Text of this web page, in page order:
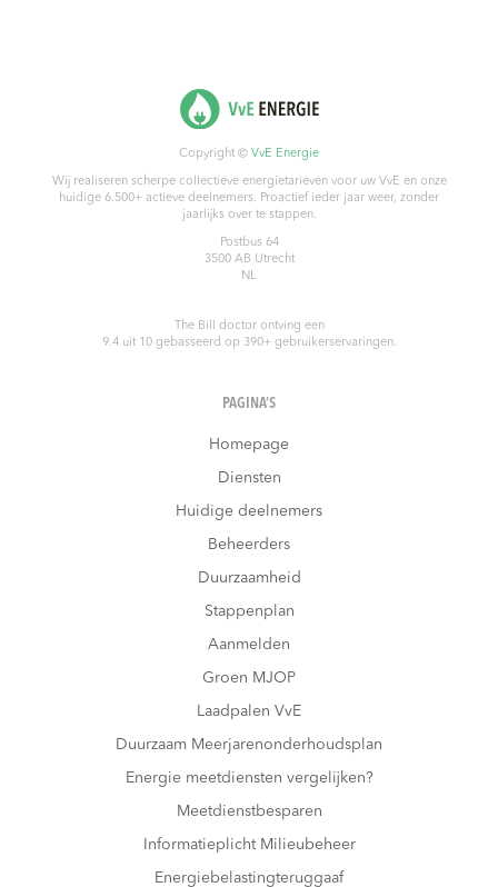
Copyright © VvE Energie
Wij realiseren scherpe collectieve energietarieven voor uw VvE en onze
huidige 6.500+ actieve deelnemers. Proactief ieder jaar weer, zonder
jaarlijks over te stappen.
Postbus 64
3500 AB Utrecht
NL
The Bill doctorontving een
9.4uit 10gebasseerd op 390+ gebruikerservaringen.
PAGINA’S
Homepage
Diensten
Huidige deelnemers
Beheerders
Duurzaamheid
Stappenplan
Aanmelden
Groen MJOP
Laadpalen VvE
Duurzaam Meerjarenonderhoudsplan
Energie meetdiensten vergelijken?
Meetdienstbesparen
Informatieplicht Milieubeheer
Energiebelastingteruggaaf